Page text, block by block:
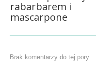
rabarbarem i
mascarpone
Brak komentarzy do tej pory